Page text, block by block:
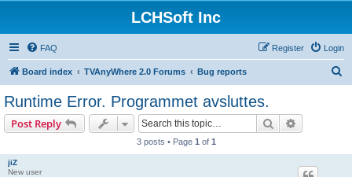
LCHSoft Inc
FAQ Login
Register
Board index TVAnyWhere 2.0 Forums Bug reports
Runtime Error. Programmet avsluttes.
Post Reply Search
3 posts • Page 1 of 1
jiZ
New user